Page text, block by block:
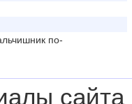
по-
сайта